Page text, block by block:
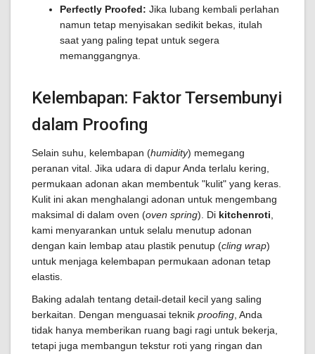
Perfectly Proofed: Jika lubang kembali perlahan
namun tetap menyisakan sedikit bekas, itulah
saat yang paling tepat untuk segera
memanggangnya.
Kelembapan: Faktor Tersembunyi
dalam Proofing
Selain suhu, kelembapan (humidity) memegang
peranan vital. Jika udara di dapur Anda terlalu kering,
permukaan adonan akan membentuk "kulit" yang keras.
Kulit ini akan menghalangi adonan untuk mengembang
maksimal di dalam oven (oven spring). Di kitchenroti
kami menyarankan untuk selalu menutup adonan
dengan kain lembap atau plastik penutup (cling wrap)
untuk menjaga kelembapan permukaan adonan tetap
elastis.
Baking adalah tentang detail-detail kecil yang saling
berkaitan. Dengan menguasai teknik proofing , Anda
tidak hanya memberikan ruang bagi ragi untuk bekerja,
tetapi juga membangun tekstur roti yang ringan dan